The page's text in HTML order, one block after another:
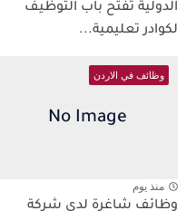
الدولية تفتح باب التوظيف
لكوادر تعليمية...
وظائف في الاردن
منذ يوم
وظائف شاغرة لدى شركة